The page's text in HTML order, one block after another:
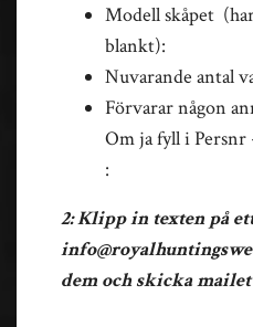
Modell skåpet
blankt):
Nuvarande antal
Förvarar någon
Om ja fyll i
:
2: Klipp in texten på
dem och skicka